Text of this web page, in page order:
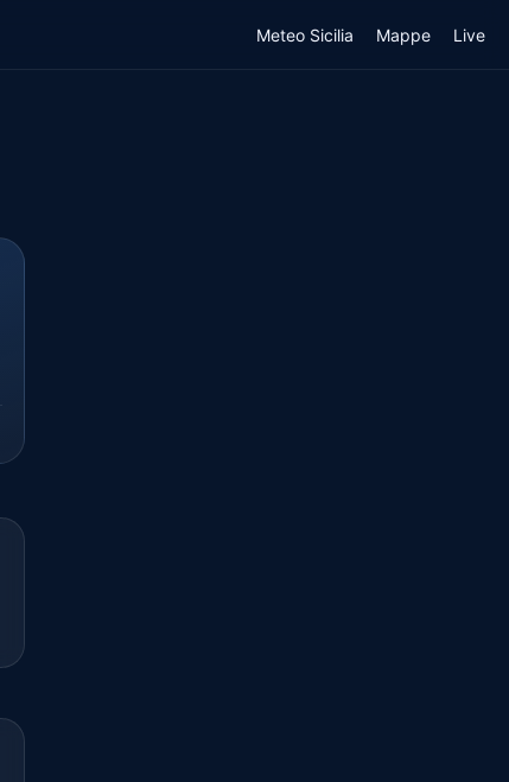
Meteo Sicilia Mappe Live